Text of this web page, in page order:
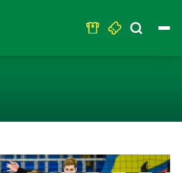
Search
for: